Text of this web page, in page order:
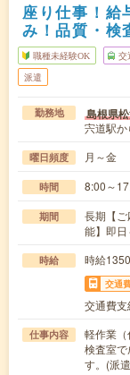
座り仕事！給
み！品質・検
職種未経験OK 交
派遣
勤務地 島根県
宍道駅
曜日頻度 月～金
時間 8:00～
期間
長期【
能】即日
時給 時給
交通
交通費支
仕事内容
軽作業（
検査室
す。(派